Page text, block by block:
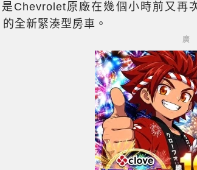
Chevrolet原廠在幾個小時前又再
的全新緊湊型房車。
廣